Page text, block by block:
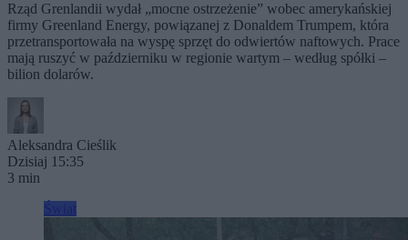
Rząd Grenlandii wydał „mocne ostrzeżenie” wobec amerykańskiej
firmy Greenland Energy, powiązanej z Donaldem Trumpem, która
przetransportowała na wyspę sprzęt do odwiertów naftowych. Prace
mają ruszyć w październiku w regionie wartym – według spółki –
bilion dolarów.
Aleksandra Cieślik
Dzisiaj 15:35
3 min